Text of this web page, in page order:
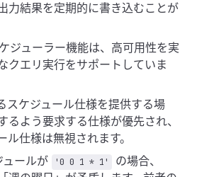
力結果を定期的に書き込むことが
ジューラー機能は、高可用性を実
クエリ実行をサポートしていま
スケジュール仕様を提供する場
るよう要求する仕様が優先され、
仕様は無視されます。
ールが
'0 0 1 * 1'
の場合、